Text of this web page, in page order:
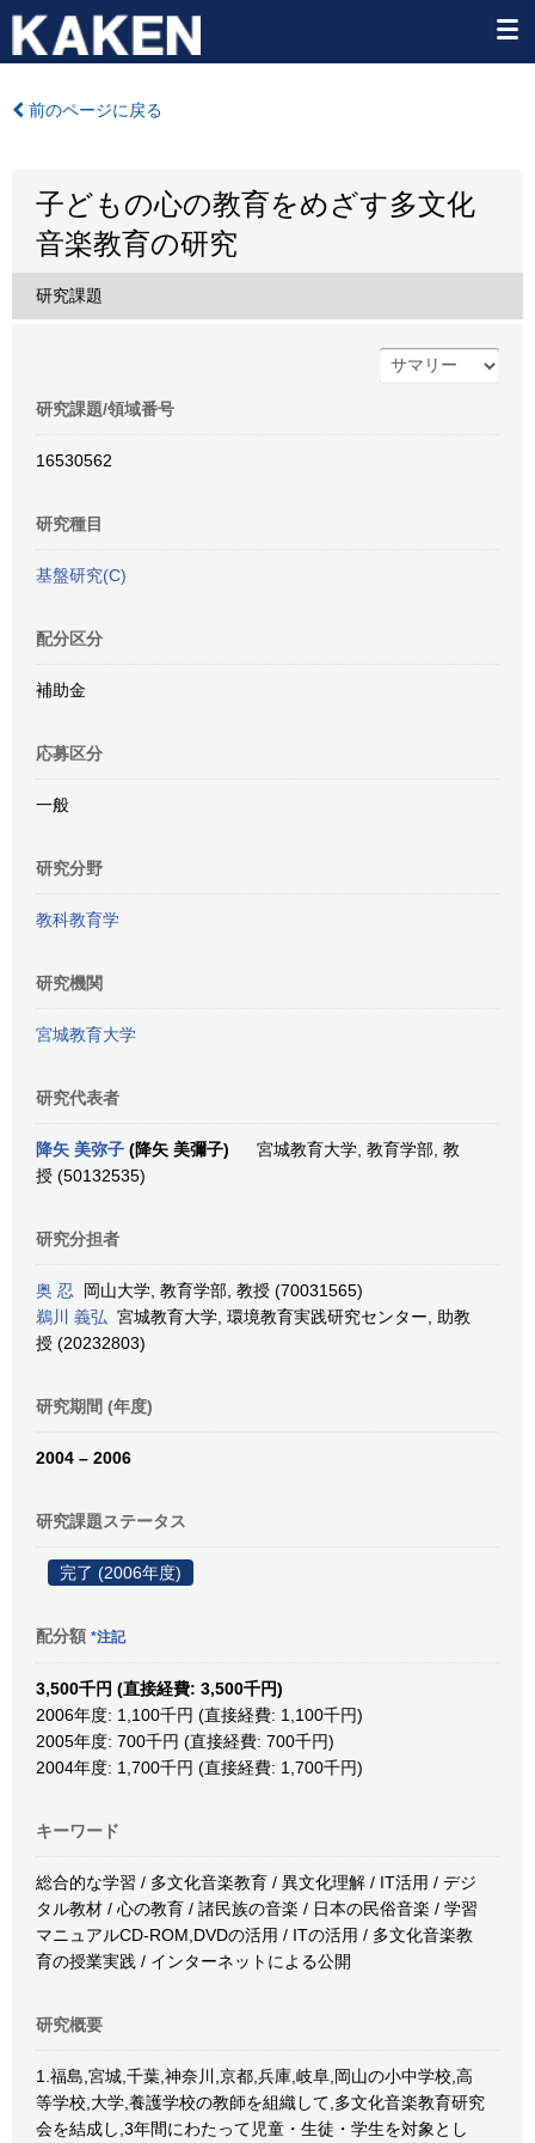
前のページに戻る
子どもの心の教育をめざす多文化
音楽教育の研究
研究課題
研究課題/領域番号
16530562
研究種目
基盤研究(C)
配分区分
補助金
応募区分
一般
研究分野
教科教育学
研究機関
宮城教育大学
研究代表者
降矢 美弥子 (降矢 美彌子)
宮城教育大学, 教育学部, 教
授 (50132535)
研究分担者
奥 忍 岡山大学, 教育学部, 教授 (70031565)
鵜川 義弘 宮城教育大学, 環境教育実践研究センター, 助教
授 (20232803)
研究期間 (年度)
2004 – 2006
研究課題ステータス
完了 (2006年度)
配分額 *注記
3,500千円 (直接経費: 3,500千円)
2006年度: 1,100千円 (直接経費: 1,100千円)
2005年度: 700千円 (直接経費: 700千円)
2004年度: 1,700千円 (直接経費: 1,700千円)
キーワード
総合的な学習 / 多文化音楽教育 / 異文化理解 / IT活用 / デジ
タル教材 / 心の教育 / 諸民族の音楽 / 日本の民俗音楽 / 学習
マニュアルCD-ROM,DVDの活用 / ITの活用 / 多文化音楽教
育の授業実践 / インターネットによる公開
研究概要
1.福島,宮城,千葉,神奈川,京都,兵庫,岐阜,岡山の小中学校,高
等学校,大学,養護学校の教師を組織して,多文化音楽教育研究
会を結成し,3年間にわたって児童・生徒・学生を対象とし